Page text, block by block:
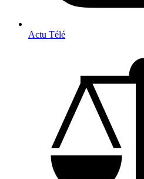
Actu Télé